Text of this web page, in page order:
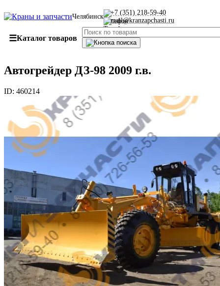
Челябинск
+7 (351) 218-59-40
mail@kranzapchasti.ru
☰Каталог товаров
Автогрейдер ДЗ-98 2009 г.в.
ID: 460214